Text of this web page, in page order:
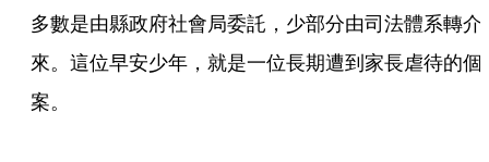
多數是由縣政府社會局委託，少部分由司法體系轉介
來。這位早安少年，就是一位長期遭到家長虐待的個
案。